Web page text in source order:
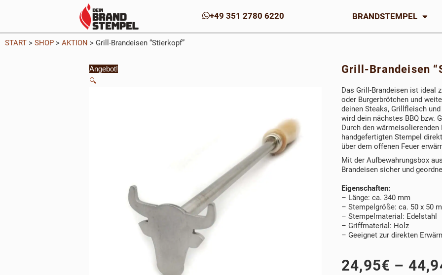
+49 351 2780 6220 BRANDSTEMPEL
START > SHOP > AKTION > Grill-Brandeisen “Stierkopf”
Angebot!
🔍
Grill-Brandeisen
Das Grill-Brandeisen ist ideal
oder Burgerbrötchen und
deinen Steaks, Grillfleisch
wird dein nächstes BBQ bzw.
Durch den
handgefertigten Stempel
über dem offenen Feuer
Mit der Aufbewahrungsbox
Brandeisen sicher und
Eigenschaften:
– Länge: ca. 340 mm
– Stempelgröße: ca. 50 x 50
– Stempelmaterial: Edelstahl
– Griffmaterial: Holz
– Geeignet zur direkten
24,95€ –